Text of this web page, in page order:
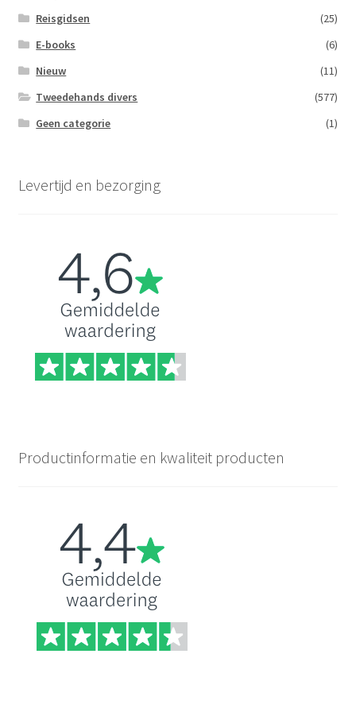
Reisgidsen
(25)
E-books
(6)
Nieuw
(11)
Tweedehands divers
(577)
Geen categorie
(1)
Levertijd en bezorging
Productinformatie en kwaliteit producten